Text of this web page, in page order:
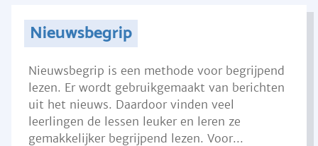
Nieuwsbegrip
Nieuwsbegrip is een methode voor begrijpend
lezen. Er wordt gebruikgemaakt van berichten
uit het nieuws. Daardoor vinden veel
leerlingen de lessen leuker en leren ze
gemakkelijker begrijpend lezen. Voor...